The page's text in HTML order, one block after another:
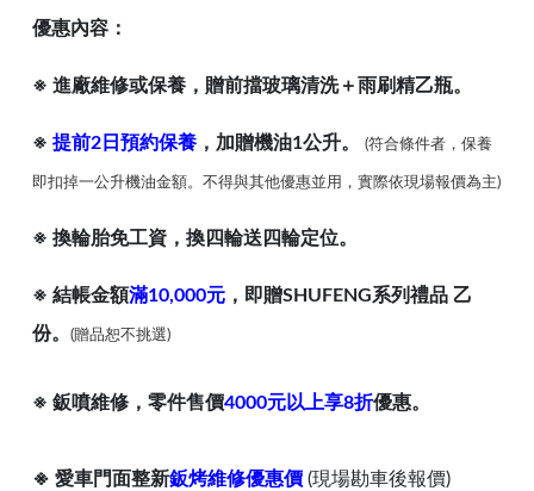
優惠內容：
※ 進廠維修或保養，贈前擋玻璃清洗＋雨刷精乙瓶。
※ 提前2日預約保養 ，加贈機油1公升。 (符合條件者，保養
即扣掉一公升機油金額。不得與其他優惠並用，實際依現場報價為主)
※ 換輪胎免工資，換四輪送四輪定位。
※ 結帳金額滿10,000元 ，即贈SHUFENG系列禮品 乙
份。 (贈品恕不挑選)
※ 鈑噴維修，零件售價4000元以上享8折優惠。
※ 愛車門面整新鈑烤維修優惠價 (現場勘車後報價)